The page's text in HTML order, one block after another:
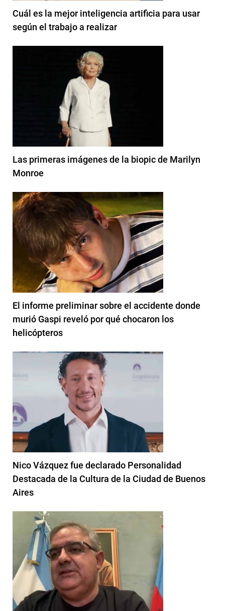
Cuál es la mejor inteligencia artificia para usar
según el trabajo a realizar
Las primeras imágenes de la biopic de Marilyn
Monroe
El informe preliminar sobre el accidente donde
murió Gaspi reveló por qué chocaron los
helicópteros
Nico Vázquez fue declarado Personalidad
Destacada de la Cultura de la Ciudad de Buenos
Aires